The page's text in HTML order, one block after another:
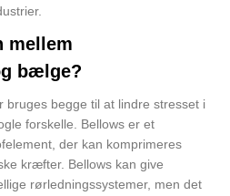
mellem
bælge?
bruges begge til at lindre stresset i
forskelle. Bellows er et
der kan komprimeres
kræfter. Bellows kan give
rørledningssystemer, men det